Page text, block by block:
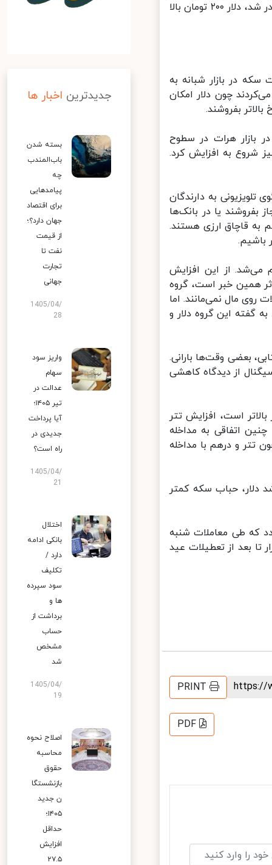
بفروشید یا در بانک‌ها سپرده کنید. در چنین روزی که ضرب‌الاجل ۹۰ روزه صادر شد، دلار ۲۰۰ تومان بالا
در بازار شبانه به
چون دلار امکان
بفروشند.
بازار هرات در سطوح
هرات نیز شروع به افزایش کرد.
به دارندگان
بفروشند یا در بانک‌ها
به قاچاق ارزی هستند.
از این افزایش
همین خبر است، گروه
مال نمی‌مانند. اما
این گروه دلار و
بعضی وقت‌ها بارانی.
از دیدگاه کاهشی
است، افزایش تتر
اتفاقی به مداخله
تتر و درهم با مداخله
دلار، حباب سکه کمتر
که طی معاملات شنبه
تا بعد از تعطیلات عید
PRINT
PDF
جدیدترین اخبار ها
بسته شدن
باب‌المندب
چه
پیامدهایی
برای اقتصاد
جهان دارد؟؛
از قیمت
نفت تا
تجارت
جهانی
1405/04/
28
واریز سود
سهام
عدالت در
تیر ۱۴۰۵؛
آیا پرداخت
جدیدی در
راه است؟
1405/04/
اختلال
بانکی ادامه
دارد /
تکلیف
سود سپرده
ها و
برداشت از
حساب
مشخص
شد
1405/04/
19
اصلاح نحوه
محاسبه
حقوق
بازنشستگا
ن جدید
۱۴۰۵؛
حداقل
افزایش
۲۷.۵